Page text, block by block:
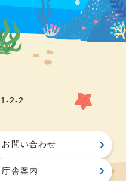
2-2
お問い合わせ
庁舎案内